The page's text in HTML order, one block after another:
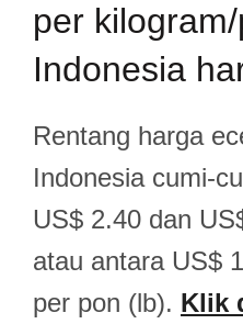
per
Indonesia
Rentang harga
Indonesia cumi-
US$ 2.40 dan
atau antara US$
per pon (lb). Klik